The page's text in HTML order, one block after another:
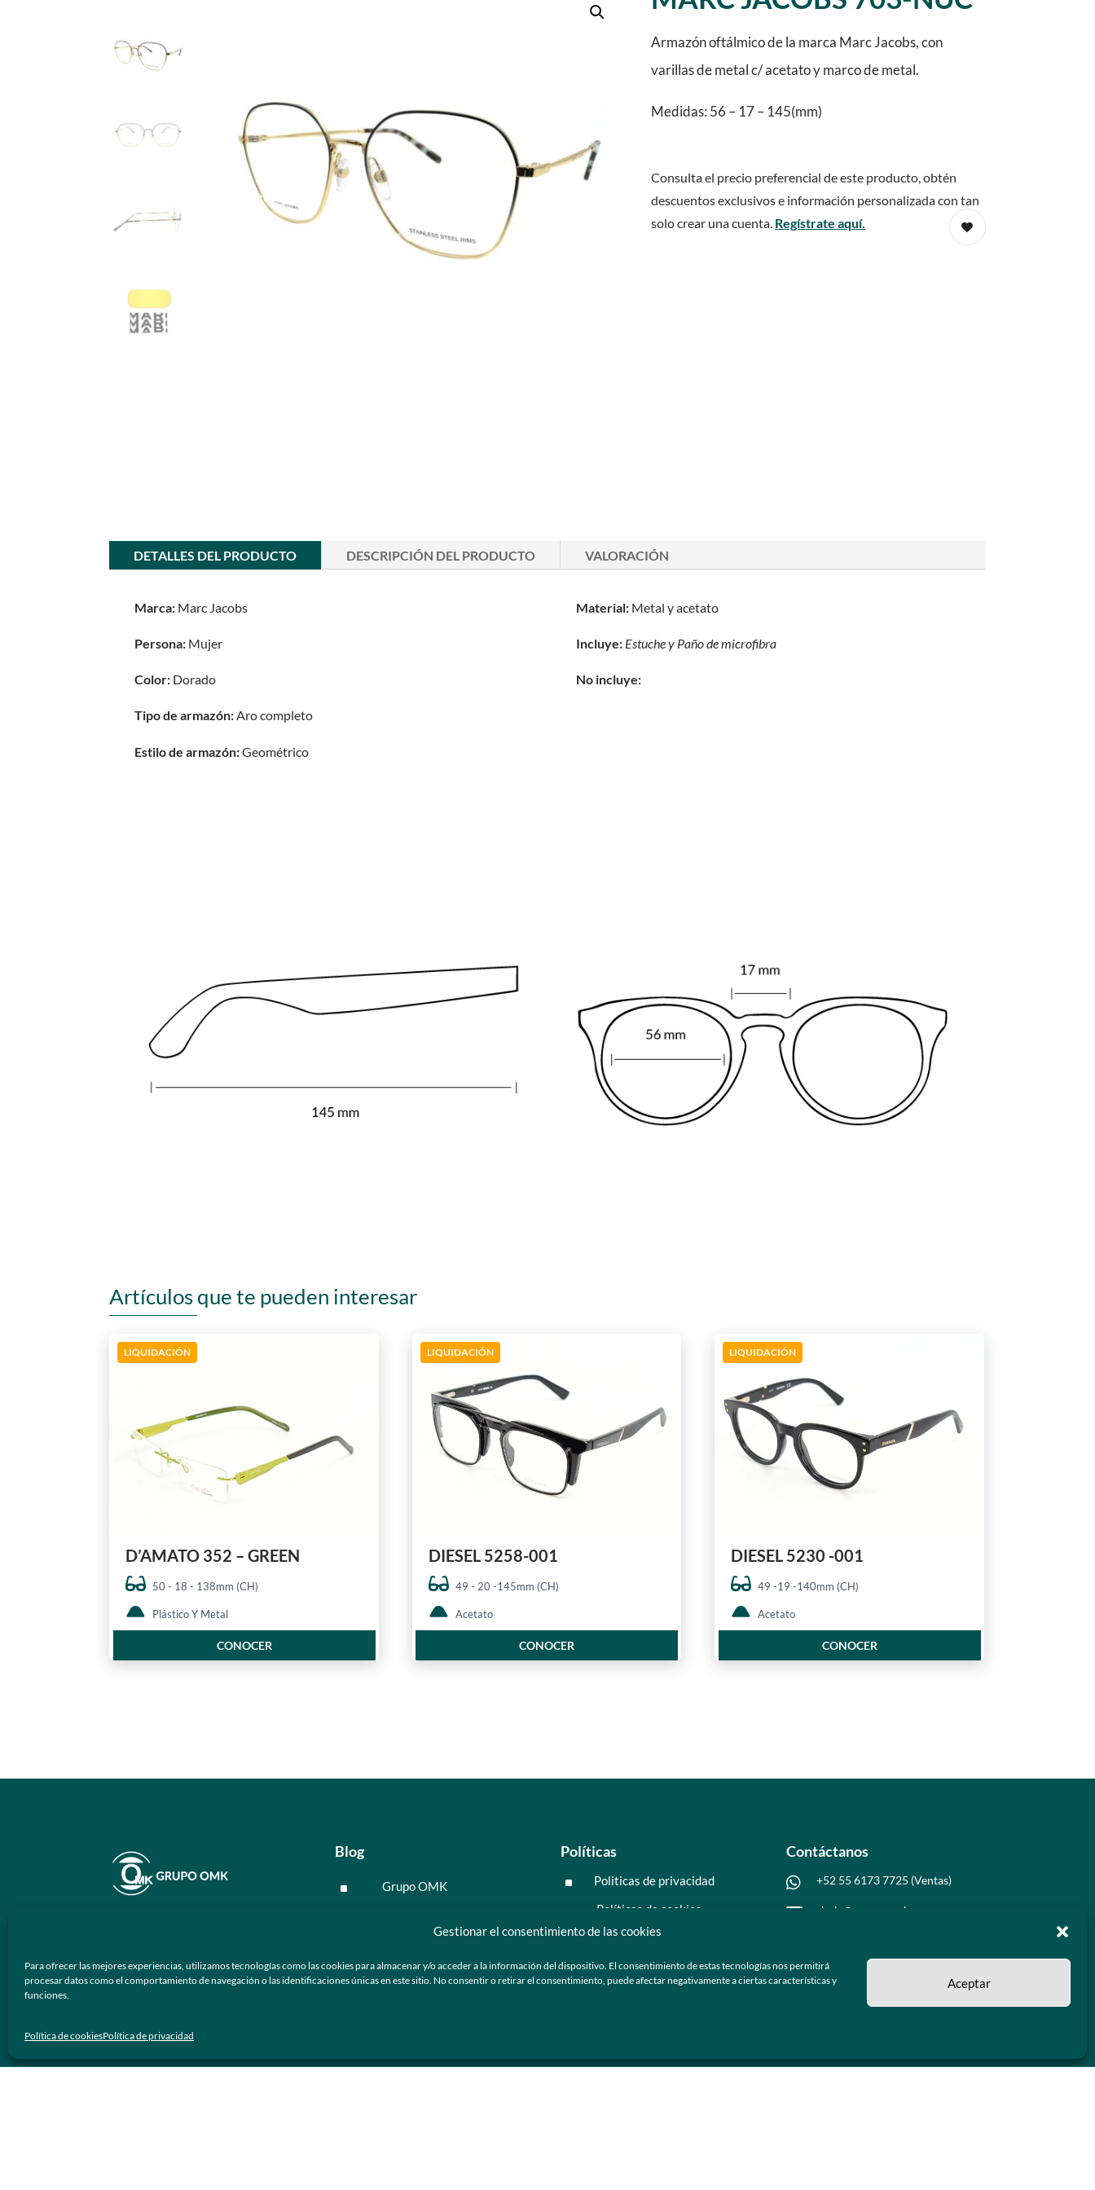
Gestionar el consentimiento de las cookies
Para ofrecer las mejores experiencias, utilizamos tecnologías como las cookies para almacenar y/o acceder a la información del dispositivo. El consentimiento de estas tecnologías nos permitirá
procesar datos como el comportamiento de navegación o las identificaciones únicas en este sitio. No consentir o retirar el consentimiento, puede afectar negativamente a ciertas características y
funciones.
Aceptar
Política de cookiesPolítica de privacidad
Armazón oftálmico de la marca Marc Jacobs, con
varillas de metal c/ acetato y marco de metal.
Medidas: 56 – 17 – 145(mm)
Consulta el precio preferencial de este producto, obtén
descuentos exclusivos e información personalizada con tan
solo crear una cuenta. Regístrate aquí.
DETALLES DEL PRODUCTO DESCRIPCIÓN DEL PRODUCTO VALORACIÓN
Marca: Marc Jacobs Material: Metal y acetato
Persona: Mujer Incluye: Estuche y Paño de microfibra
Color: Dorado No incluye:
Tipo de armazón:Aro completo
Estilo de armazón:Geométrico
Artículos que te pueden interesar
LIQUIDACIÓN
D’AMATO 352 – GREEN
50 - 18 - 138mm (CH)
Plástico Y Metal
CONOCER
LIQUIDACIÓN
DIESEL 5258-001
49 - 20 -145mm (CH)
Acetato
CONOCER
LIQUIDACIÓN
DIESEL 5230 -001
49 -19 -140mm (CH)
Acetato
CONOCER
ópticos y lentes de sol de calidad y
prestigio a los negocios ópticos en
Blog
^ Grupo OMK
^ Tecnología
Políticas
^ Politicas de privacidad
Políticas de cookies
Preguntas frecuentes
Contáctanos
 +52 55 6173 7725 (Ventas)
 hola@grupo-omk.com